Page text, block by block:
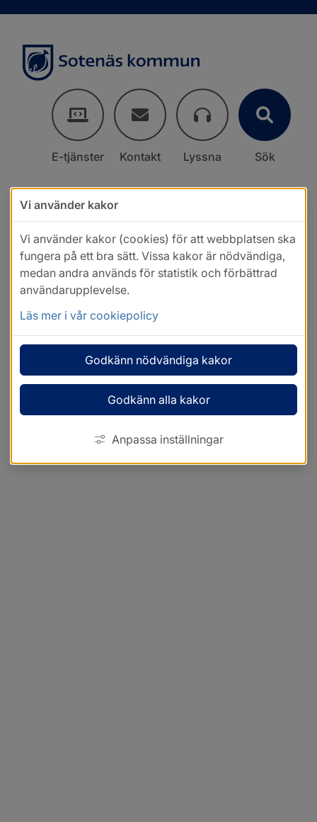
E-tjänster Kontakt Lyssna Sök
Vi använder kakor
Vi använder kakor (cookies) för att webbplatsen ska
fungera på ett bra sätt. Vissa kakor är nödvändiga,
medan andra används för statistik och förbättrad
användarupplevelse.
Läs mer i vår cookiepolicy
Godkänn nödvändiga kakor
Godkänn alla kakor
Anpassa inställningar